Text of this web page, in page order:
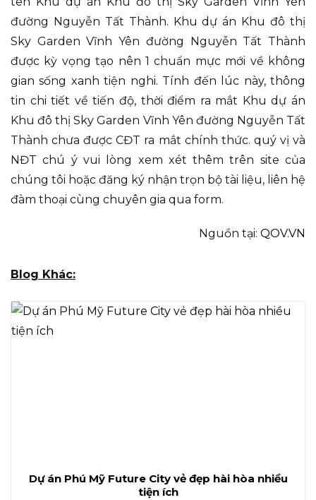
đường Nguyễn Tất Thành. Khu dự án Khu đô thị
Sky Garden Vĩnh Yên đường Nguyễn Tất Thành
được kỳ vọng tạo nên 1 chuẩn mực mới về không
gian sống xanh tiện nghi. Tính đến lúc này, thông
tin chi tiết về tiến độ, thời điểm ra mắt Khu dự án
Khu đô thị Sky Garden Vĩnh Yên đường Nguyễn Tất
Thành chưa được CĐT ra mắt chính thức. quý vị và
NĐT chú ý vui lòng xem xét thêm trên site của
chúng tôi hoặc đăng ký nhận trọn bộ tài liệu, liên hệ
đàm thoại cùng chuyên gia qua form.
Nguồn tại: QOV.VN
Blog Khác:
Dự án Phú Mỹ Future City vẻ đẹp hài hòa nhiều
tiện ích